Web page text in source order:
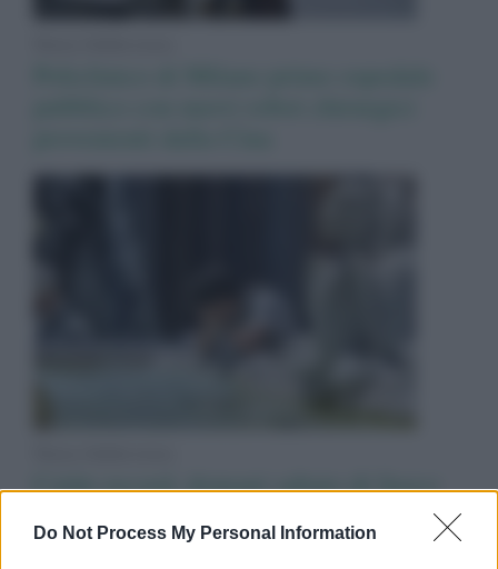
Do Not Process My Personal Information
Caldo record, domani sabato di fuoco
per la quarta ondata: 19 bollini rossi e 5
arancioni